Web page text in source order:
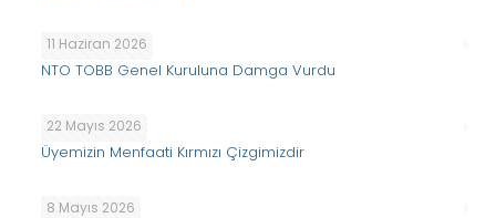
11 Haziran 2026
NTO TOBB Genel Kuruluna Damga Vurdu
22 Mayıs 2026
Üyemizin Menfaati Kırmızı Çizgimizdir
8 Mayıs 2026